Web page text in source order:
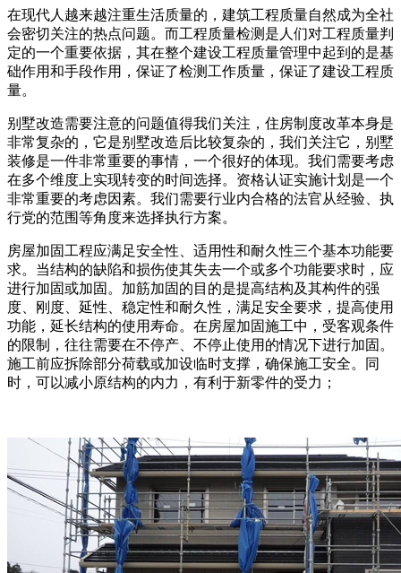
在现代人越来越注重生活质量的，建筑工程质量自然成为全社
会密切关注的热点问题。而工程质量检测是人们对工程质量判
定的一个重要依据，其在整个建设工程质量管理中起到的是基
础作用和手段作用，保证了检测工作质量，保证了建设工程质
量。
别墅改造需要注意的问题值得我们关注，住房制度改革本身是
非常复杂的，它是别墅改造后比较复杂的，我们关注它，别墅
装修是一件非常重要的事情，一个很好的体现。我们需要考虑
在多个维度上实现转变的时间选择。资格认证实施计划是一个
非常重要的考虑因素。我们需要行业内合格的法官从经验、执
行党的范围等角度来选择执行方案。
房屋加固工程应满足安全性、适用性和耐久性三个基本功能要
求。当结构的缺陷和损伤使其失去一个或多个功能要求时，应
进行加固或加固。加筋加固的目的是提高结构及其构件的强
度、刚度、延性、稳定性和耐久性，满足安全要求，提高使用
功能，延长结构的使用寿命。在房屋加固施工中，受客观条件
的限制，往往需要在不停产、不停止使用的情况下进行加固。
施工前应拆除部分荷载或加设临时支撑，确保施工安全。同
时，可以减小原结构的内力，有利于新零件的受力；